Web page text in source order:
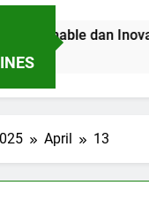
dan Inovatif
April 13